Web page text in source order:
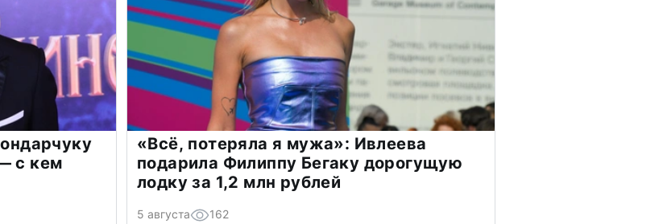
с кем
«Всё, потеряла я мужа»: Ивлеева
подарила Филиппу Бегаку дорогущую
лодку за 1,2 млн рублей
5 августа 162